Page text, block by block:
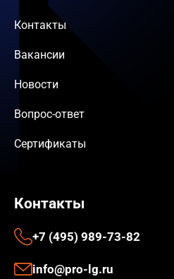
Контакты
Вакансии
Новости
Вопрос-ответ
Сертификаты
Контакты
+7 (495) 989-73-82
info@pro-lg.ru